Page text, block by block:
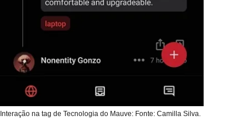
Interação na tag de Tecnologia do Mauve: Fonte: Camilla Silva.